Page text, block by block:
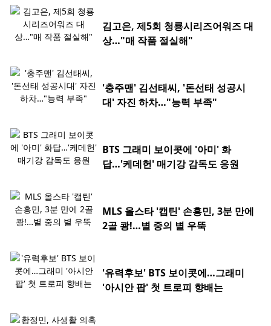
김고은, 제5회 청룡시리즈어워즈 대
상…"매 작품 절실해"
'충주맨' 김선태씨, '돈선태 성공시
대' 자진 하차…"능력 부족"
BTS 그래미 보이콧에 '아미' 화
답…'케데헌' 매기강 감독도 응원
MLS 올스타 '캡틴' 손흥민, 3분 만에
2골 쾅!…별 중의 별 우뚝
'유력후보' BTS 보이콧에…그래미
'아시안 팝' 첫 트로피 향배는